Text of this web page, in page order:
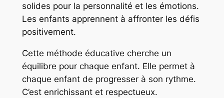
solides pour la personnalité et les émotions.
Les enfants apprennent à affronter les défis
positivement.
Cette méthode éducative cherche un
équilibre pour chaque enfant. Elle permet à
chaque enfant de progresser à son rythme.
C’est enrichissant et respectueux.